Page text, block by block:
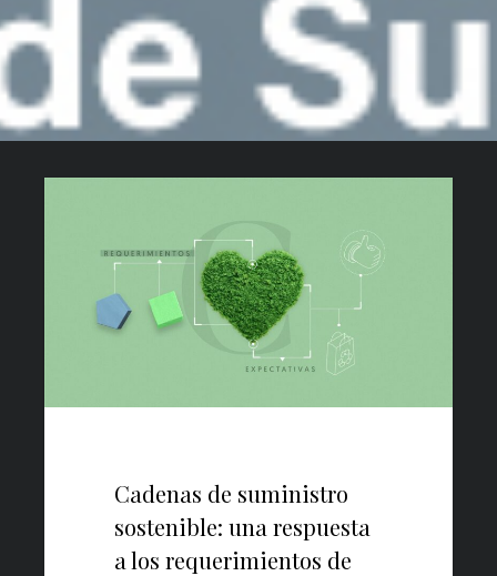
Cadenas de suministro
sostenible: una respuesta
a los requerimientos de